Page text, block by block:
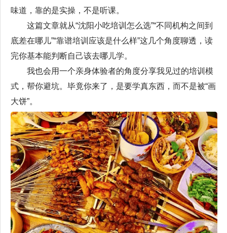
味道，靠的是实操，不是听课。
这篇文章就从“沈阳小吃培训怎么选”“不同机构之间到
底差在哪儿”“靠谱培训应该是什么样”这几个角度聊透，读
完你基本能判断自己该去哪儿学。
我也会用一个亲身体验者的角度分享我见过的培训模
式，帮你避坑。毕竟你来了，是要学真东西，而不是被“画
大饼”。